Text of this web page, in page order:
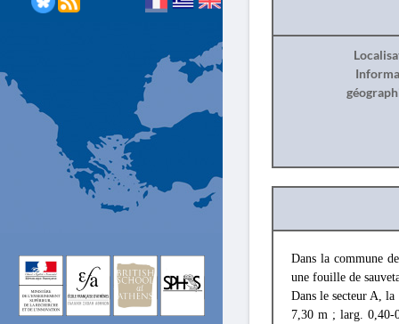
Dans la commune
une fouille de
Dans le secteur A,
7,30 m ; larg. 0,40-